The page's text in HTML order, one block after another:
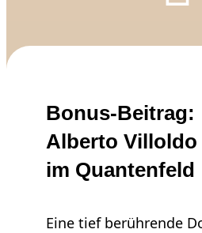
Bonus-Beitrag:
Alberto Villoldo
im Quantenfeld
Eine tief berührende